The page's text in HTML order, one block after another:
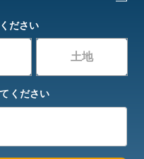
ださい
土地
ください